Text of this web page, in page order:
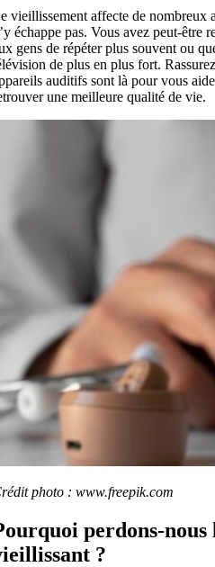
vieillissement affecte de nombreux
échappe pas. Vous avez peut-être
gens de répéter plus souvent ou
de plus en plus fort.
auditifs sont là pour vous
une meilleure qualité de vie.
photo : www.freepik.com
perdons-nous
?